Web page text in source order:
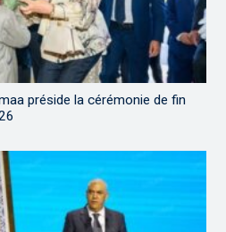
préside la cérémonie de fin